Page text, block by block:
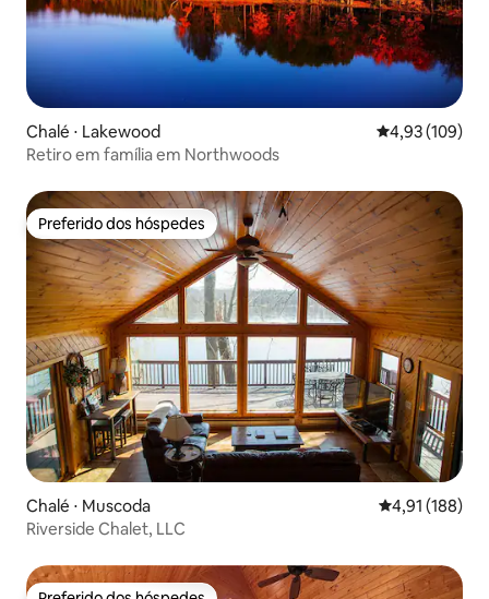
Chalé ⋅ Lakewood 4,93 de uma
4,93 (109)
Retiro em família em Northwoods
Preferido dos hóspedes
Preferido dos hóspedes
Chalé ⋅ Muscoda 4,91 de uma
4,91 (188)
Riverside Chalet, LLC